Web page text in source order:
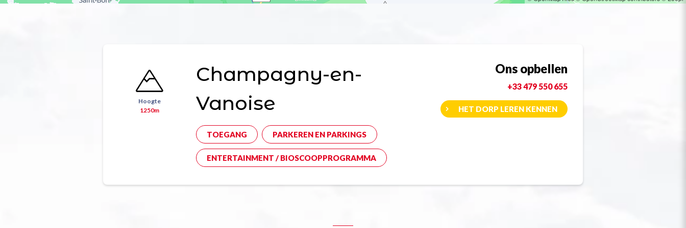
Hoogte
1250m
Champagny-en-
Vanoise
TOEGANG PARKEREN EN PARKINGS
ENTERTAINMENT / BIOSCOOPPROGRAMMA
Ons opbellen
+33 479 550 655
HET DORP LEREN KENNEN